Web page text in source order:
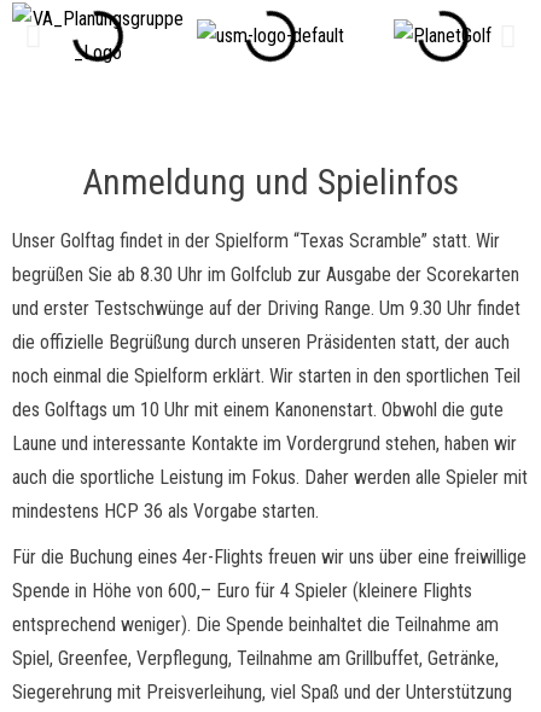
Anmeldung und Spielinfos
Unser Golftag findet in der Spielform “Texas Scramble” statt. Wir
begrüßen Sie ab 8.30 Uhr im Golfclub zur Ausgabe der Scorekarten
und erster Testschwünge auf der Driving Range. Um 9.30 Uhr findet
die offizielle Begrüßung durch unseren Präsidenten statt, der auch
noch einmal die Spielform erklärt. Wir starten in den sportlichen Teil
des Golftags um 10 Uhr mit einem Kanonenstart. Obwohl die gute
Laune und interessante Kontakte im Vordergrund stehen, haben wir
auch die sportliche Leistung im Fokus. Daher werden alle Spieler mit
mindestens HCP 36 als Vorgabe starten.
Für die Buchung eines 4er-Flights freuen wir uns über eine freiwillige
Spende in Höhe von 600,– Euro für 4 Spieler (kleinere Flights
entsprechend weniger). Die Spende beinhaltet die Teilnahme am
Spiel, Greenfee, Verpflegung, Teilnahme am Grillbuffet, Getränke,
Siegerehrung mit Preisverleihung, viel Spaß und der Unterstützung